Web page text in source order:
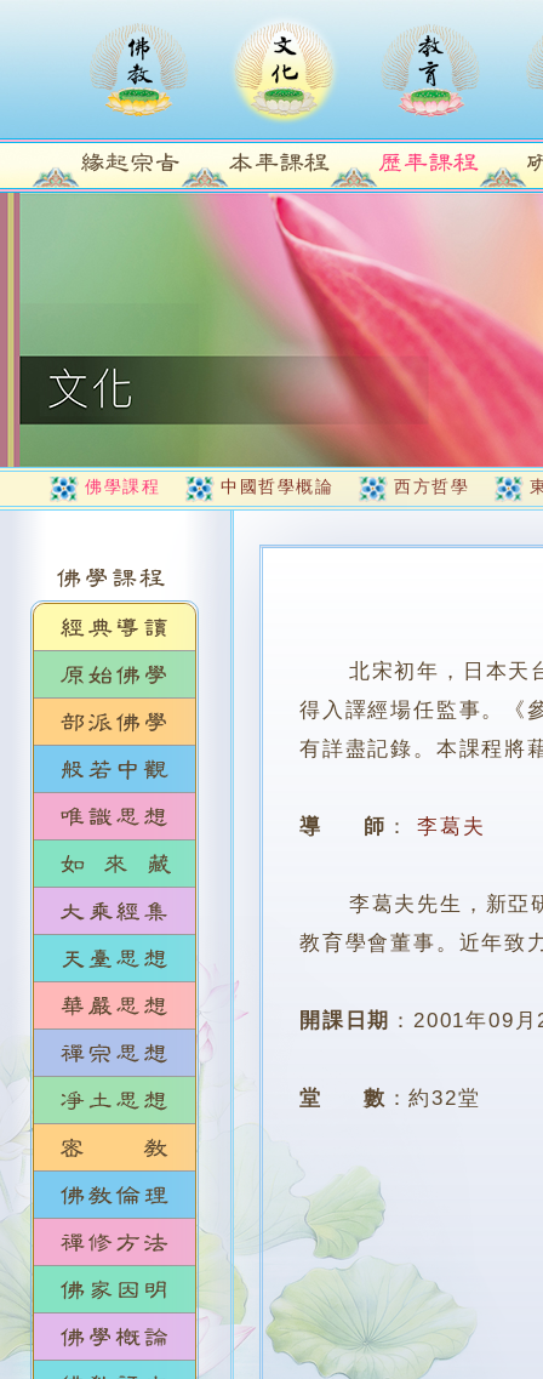
佛學課程 中國哲學概論 西方哲學
北宋初年，日本天
得入譯經場任監事。《
有詳盡記錄。本課程將
導 師 ： 李葛夫
李葛夫先生，新亞研
教育學會董事。近年致
開課日期 ：2001年09月
堂 數 ：約32堂